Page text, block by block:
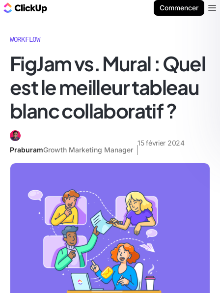
Commencer
WORKFLOW
FigJam vs. Mural : Quel
est le meilleur tableau
blanc collaboratif ?
PraburamGrowth Marketing Manager
15 février 2024